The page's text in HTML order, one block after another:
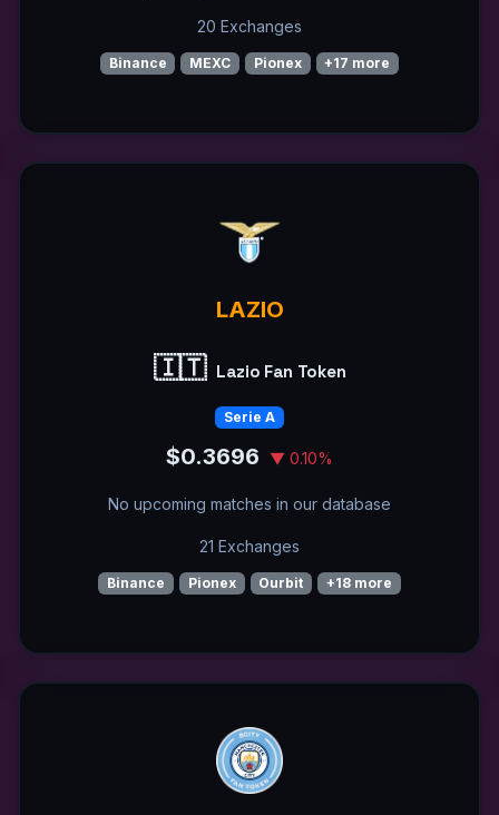
20 Exchanges
Binance MEXC Pionex +17 more
LAZIO
🇮🇹 Lazio Fan Token
Serie A
$0.3696 ▼ 0.10%
No upcoming matches in our database
21 Exchanges
Binance Pionex Ourbit +18 more